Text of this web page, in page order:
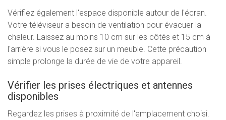
Vérifiez également l'espace disponible autour de l'écran.
Votre téléviseur a besoin de ventilation pour évacuer la
chaleur. Laissez au moins 10 cm sur les côtés et 15 cm à
l'arrière si vous le posez sur un meuble. Cette précaution
simple prolonge la durée de vie de votre appareil.
Vérifier les prises électriques et antennes
disponibles
Regardez les prises à proximité de l'emplacement choisi.